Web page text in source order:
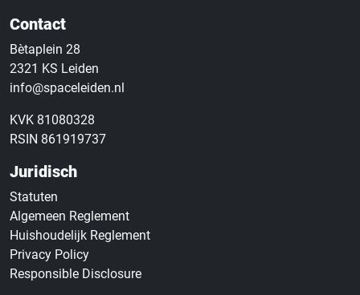
Contact
Bètaplein 28
2321 KS Leiden
info@spaceleiden.nl
KVK 81080328
RSIN 861919737
Juridisch
Statuten
Algemeen Reglement
Huishoudelijk Reglement
Privacy Policy
Responsible Disclosure